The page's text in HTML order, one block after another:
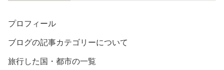
プロフィール
ブログの記事カテゴリーについて
旅行した国・都市の一覧